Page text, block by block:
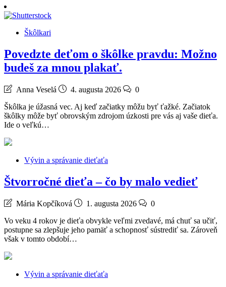
Škôlkari
Povedzte deťom o škôlke pravdu: Možno
budeš za mnou plakať.
Anna Veselá 4. augusta 2026
0
Škôlka je úžasná vec. Aj keď začiatky môžu byť ťažké. Začiatok
škôlky môže byť obrovským zdrojom úzkosti pre vás aj vaše dieťa.
Ide o veľkú…
Vývin a správanie dieťaťa
Štvorročné dieťa – čo by malo vedieť
Mária Kopčíková 1. augusta 2026
0
Vo veku 4 rokov je dieťa obvykle veľmi zvedavé, má chuť sa učiť,
postupne sa zlepšuje jeho pamäť a schopnosť sústrediť sa. Zároveň
však v tomto období…
Vývin a správanie dieťaťa